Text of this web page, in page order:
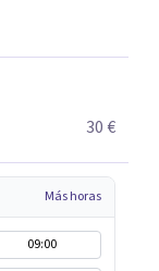
sesión.
o situación?
en tu vida.
30 €
Más horas
09:00